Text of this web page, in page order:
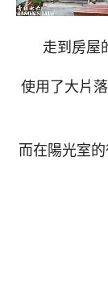
走到房屋
使用了大片
而在陽光室